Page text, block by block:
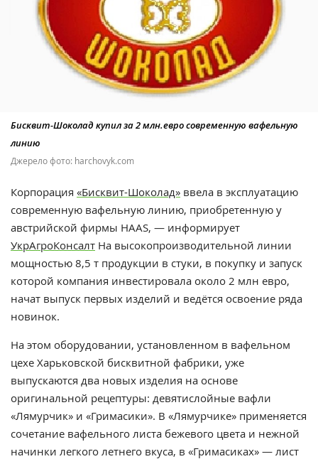
Бисквит-Шоколад купил за 2 млн.евро современную вафельную
линию
Джерело фото: harchovyk.com
Корпорация «Бисквит-Шоколад» ввела в эксплуатацию
современную вафельную линию, приобретенную у
австрийской фирмы HAAS, — информирует
УкрАгроКонсалт На высокопроизводительной линии
мощностью 8,5 т продукции в стуки, в покупку и запуск
которой компания инвестировала около 2 млн евро,
начат выпуск первых изделий и ведётся освоение ряда
новинок.
На этом оборудовании, установленном в вафельном
цехе Харьковской бисквитной фабрики, уже
выпускаются два новых изделия на основе
оригинальной рецептуры: девятислойные вафли
«Лямурчик» и «Гримасики». В «Лямурчике» применяется
сочетание вафельного листа бежевого цвета и нежной
начинки легкого летнего вкуса, в «Гримасиках» — лист